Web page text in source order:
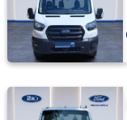
E
350
ED
350
350